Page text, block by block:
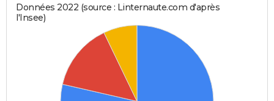
Données 2022 (source : Linternaute.com d'après
l'Insee)